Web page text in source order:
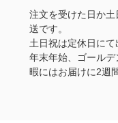
注文を受けた日か
送です。
土日祝は定休日にて
年末年始、ゴール
暇にはお届けに2週